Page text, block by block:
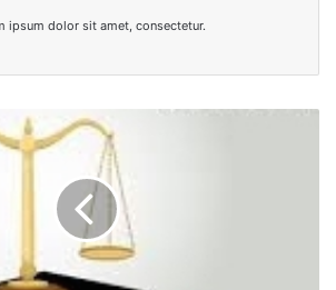
ipsum dolor sit amet, consectetur.